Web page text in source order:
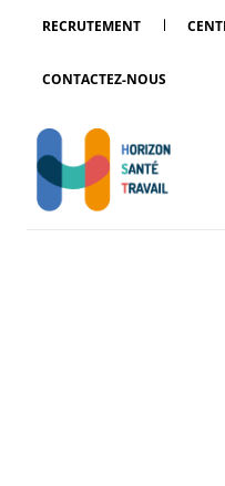
RECRUTEMENT
CONTACTEZ-NOUS